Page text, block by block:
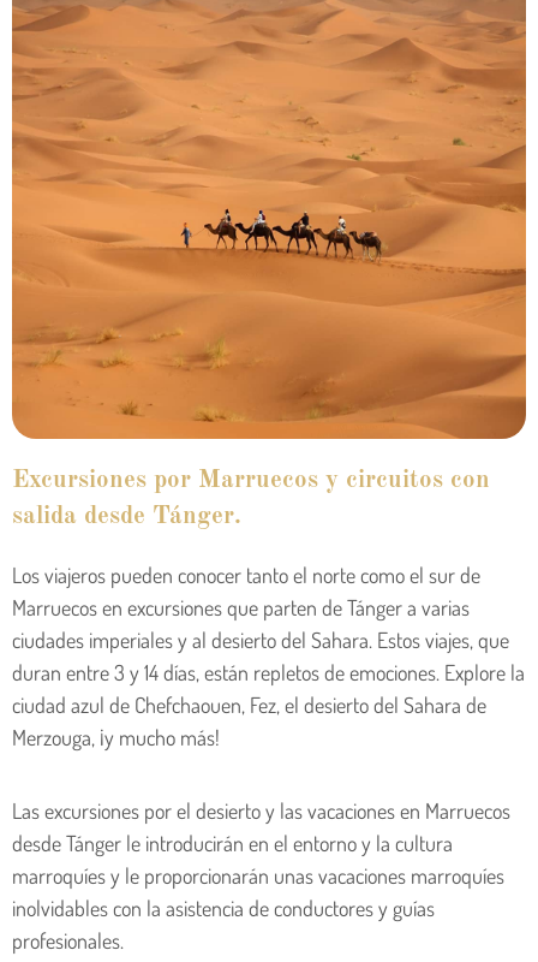
Vacaciones en el desierto desde
Marrakech en 10 días
En estas vacaciones en el desierto de Marrakech,
descubriremos los rincones más espectaculares del
sahara, recorriendo sus tres característicos Ergs
Excursiones por Marruecos y circuitos con
salida desde Tánger.
Los viajeros pueden conocer tanto el norte como el sur de
Marruecos en excursiones que parten de Tánger a varias
ciudades imperiales y al desierto del Sahara. Estos viajes, que
duran entre 3 y 14 días, están repletos de emociones. Explore la
ciudad azul de Chefchaouen, Fez, el desierto del Sahara de
Merzouga, ¡y mucho más!
Las excursiones por el desierto y las vacaciones en Marruecos
desde Tánger le introducirán en el entorno y la cultura
marroquíes y le proporcionarán unas vacaciones marroquíes
inolvidables con la asistencia de conductores y guías
profesionales.